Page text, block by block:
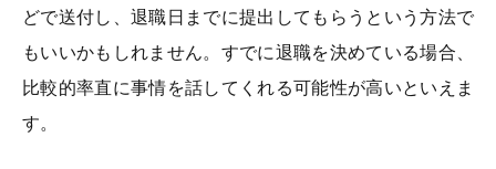
どで送付し、退職日までに提出してもらうという方法で
もいいかもしれません。すでに退職を決めている場合、
比較的率直に事情を話してくれる可能性が高いといえま
す。